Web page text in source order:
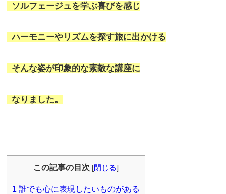
ソルフェージュを学ぶ喜びを感じ
ハーモニーやリズムを探す旅に出かける
そんな姿が印象的な素敵な講座に
なりました。
この記事の目次 [閉じる]
1 誰でも心に表現したいものがある